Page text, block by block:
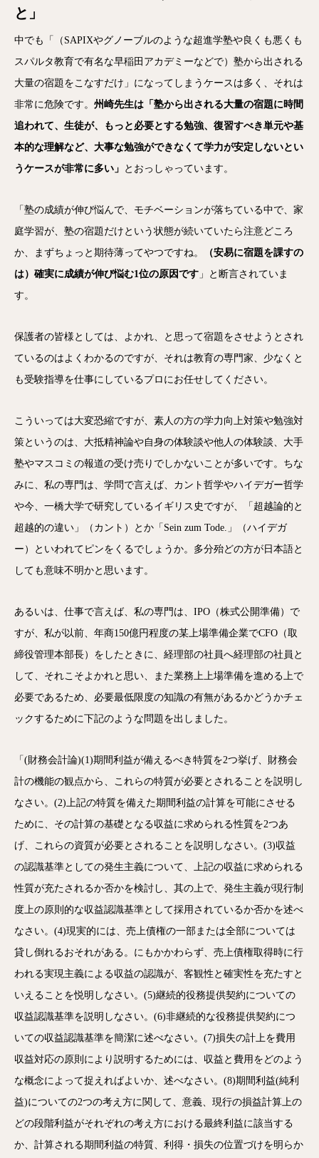
と」
中でも「（SAPIXやグノーブルのような超進学塾や良くも悪くも
スパルタ教育で有名な早稲田アカデミーなどで）塾から出される
大量の宿題をこなすだけ」になってしまうケースは多く、それは
非常に危険です。 州崎先生は「塾から出される大量の宿題に時間
追われて、生徒が、もっと必要とする勉強、復習すべき単元や基
本的な理解など、大事な勉強ができなくて学力が安定しないとい
うケースが非常に多い」 とおっしゃっています。
「塾の成績が伸び悩んで、モチベーションが落ちている中で、家
庭学習が、塾の宿題だけという状態が続いていたら注意どころ
か、まずちょっと期待薄ってやつですね。
（安易に宿題を課すの
は）確実に成績が伸び悩む1位の原因です 」と断言されていま
す。
保護者の皆様としては、よかれ、と思って宿題をさせようとされ
ているのはよくわかるのですが、それは教育の専門家、少なくと
も受験指導を仕事にしているプロにお任せしてください。
こういっては大変恐縮ですが、素人の方の学力向上対策や勉強対
策というのは、大抵精神論や自身の体験談や他人の体験談、大手
塾やマスコミの報道の受け売りでしかないことが多いです。ちな
みに、私の専門は、学問で言えば、カント哲学やハイデガー哲学
や今、一橋大学で研究しているイギリス史ですが、「超越論的と
超越的の違い」（カント）とか「Sein zum Tode.」（ハイデガ
ー）といわれてピンをくるでしょうか。多分殆どの方が日本語と
しても意味不明かと思います。
あるいは、仕事で言えば、私の専門は、IPO（株式公開準備）で
すが、私が以前、年商150億円程度の某上場準備企業でCFO（取
締役管理本部長）をしたときに、経理部の社員へ経理部の社員と
して、それこそよかれと思い、また業務上上場準備を進める上で
必要であるため、必要最低限度の知識の有無があるかどうかチェ
ックするために下記のような問題を出しました。
「(財務会計論)(1)期間利益が備えるべき特質を2つ挙げ、財務会
計の機能の観点から、これらの特質が必要とされることを説明し
なさい。(2)上記の特質を備えた期間利益の計算を可能にさせる
ために、その計算の基礎となる収益に求められる性質を2つあ
げ、これらの資質が必要とされることを説明しなさい。(3)収益
の認識基準としての発生主義について、上記の収益に求められる
性質が充たされるか否かを検討し、其の上で、発生主義が現行制
度上の原則的な収益認識基準として採用されているか否かを述べ
なさい。(4)現実的には、売上債権の一部または全部については
貸し倒れるおそれがある。にもかかわらず、売上債権取得時に行
われる実現主義による収益の認識が、客観性と確実性を充たすと
いえることを悦明しなさい。(5)継続的役務提供契約についての
収益認識基準を説明しなさい。(6)非継続的な役務提供契約につ
いての収益認識基準を簡潔に述べなさい。(7)損失の計上を費用
収益対応の原則により説明するためには、収益と費用をどのよう
な概念によって捉えればよいか、述べなさい。(8)期間利益(純利
益)についての2つの考え方に関して、意義、現行の損益計算上の
どの段階利益がそれぞれの考え方における最終利益に該当する
か、計算される期間利益の特質、利得・損失の位置づけを明らか